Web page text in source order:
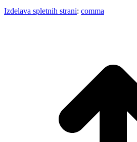
Izdelava spletnih strani: comma